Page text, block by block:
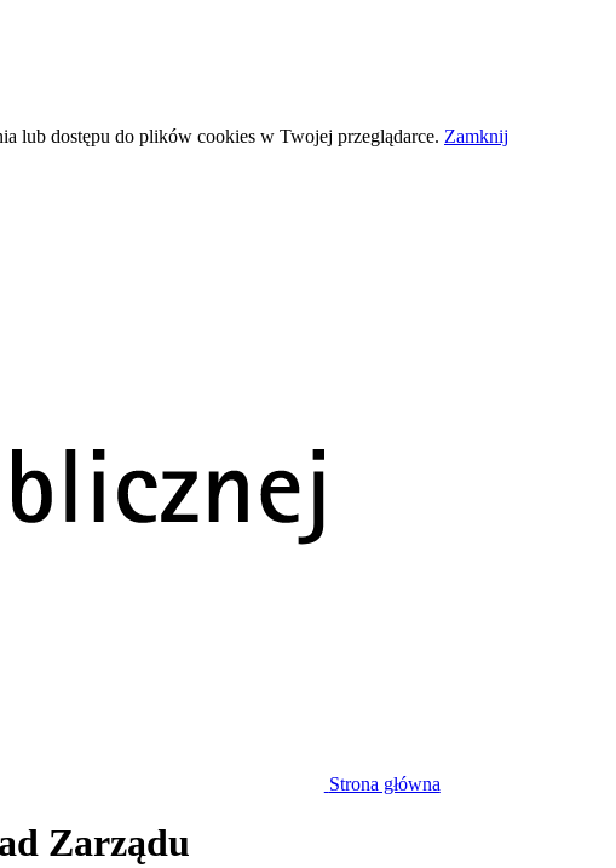
lub dostępu do plików cookies w Twojej przeglądarce. Zamknij
Strona główna
Zarządu